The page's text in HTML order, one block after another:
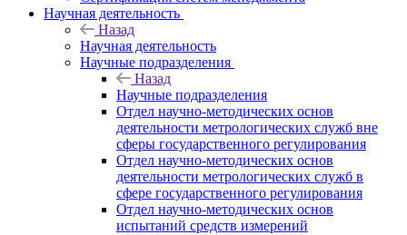
Научная деятельность
Назад
Научная деятельность
Научные подразделения
Назад
Научные подразделения
Отдел научно-методических основ
деятельности метрологических служб вне
сферы государственного регулирования
Отдел научно-методических основ
деятельности метрологических служб в
сфере государственного регулирования
Отдел научно-методических основ
испытаний средств измерений